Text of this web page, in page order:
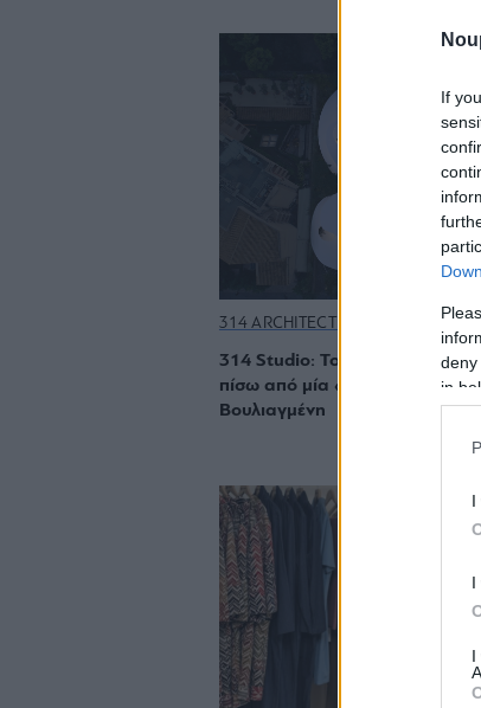
If
in
I
I
I
314 ARCHITECTURE STUDIO
314 Studio: Το αρχιτεκτονικό
πίσω από μία «πεταλούδα» στη
Βουλιαγμένη